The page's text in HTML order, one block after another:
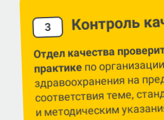
3 Контроль
Отдел качества
практикепо организации
здравоохранения на
соответствия теме,
и методическим